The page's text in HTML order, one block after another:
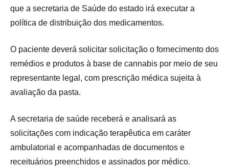
que a secretaria de Saúde do estado irá executar a
política de distribuição dos medicamentos.
O paciente deverá solicitar solicitação o fornecimento dos
remédios e produtos à base de cannabis por meio de seu
representante legal, com prescrição médica sujeita à
avaliação da pasta.
A secretaria de saúde receberá e analisará as
solicitações com indicação terapêutica em caráter
ambulatorial e acompanhadas de documentos e
receituários preenchidos e assinados por médico.